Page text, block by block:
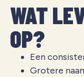
WAT
OP?
Een
Grotere